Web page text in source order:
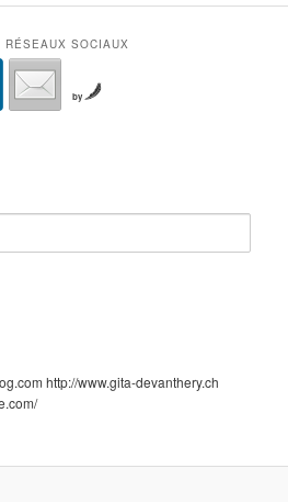
RÉSEAUX SOCIAUX
by
http://www.gita-devanthery.ch